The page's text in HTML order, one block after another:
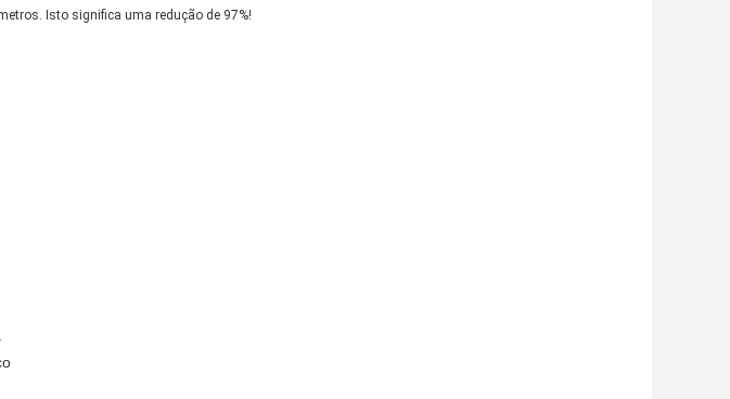
Isto significa uma redução de 97%!